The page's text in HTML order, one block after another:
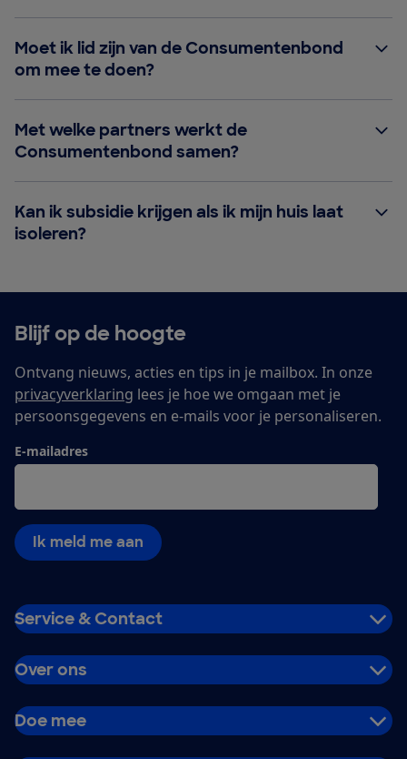
Moet ik lid zijn van de Consumentenbond
om mee te doen?
Met welke partners werkt de
Consumentenbond samen?
Kan ik subsidie krijgen als ik mijn huis laat
isoleren?
Blijf op de hoogte
Ontvang nieuws, acties en tips in je mailbox. In onze
privacyverklaring lees je hoe we omgaan met je
persoonsgegevens en e-mails voor je personaliseren.
E-mailadres
Ik meld me aan
Service & Contact
Over ons
Doe mee